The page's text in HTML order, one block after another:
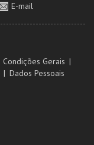
E-mail
Condições Gerais
Dados Pessoais